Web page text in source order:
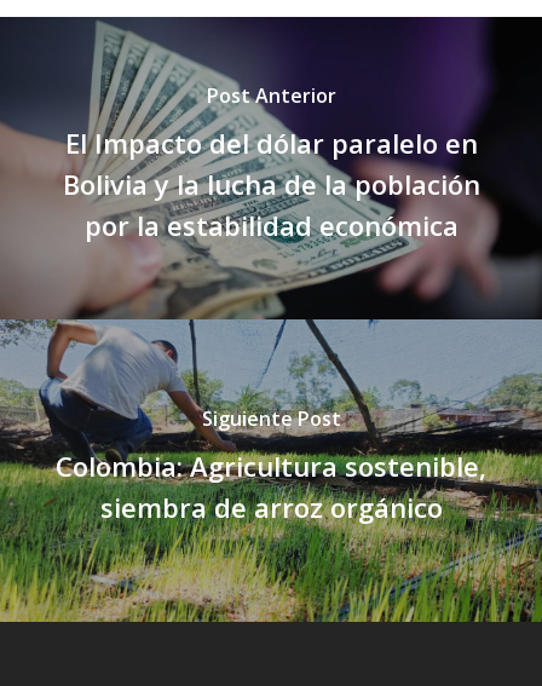
Post Anterior
El Impacto del dólar paralelo en
Bolivia y la lucha de la población
por la estabilidad económica
Siguiente Post
Colombia: Agricultura sostenible,
siembra de arroz orgánico